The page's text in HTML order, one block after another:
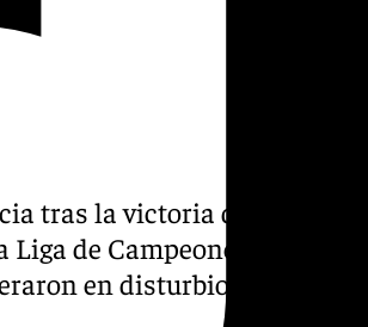
tras la victoria del
de Campeones,
en disturbios.